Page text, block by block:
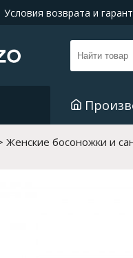
Условия возврата и
Женские босоножки и